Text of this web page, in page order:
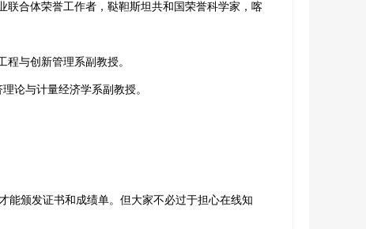
联合体荣誉工作者，鞑靼斯坦共和国荣誉科学家，喀
与创新管理系副教授。
论与计量经济学系副教授。
能颁发证书和成绩单。但大家不必过于担心在线知